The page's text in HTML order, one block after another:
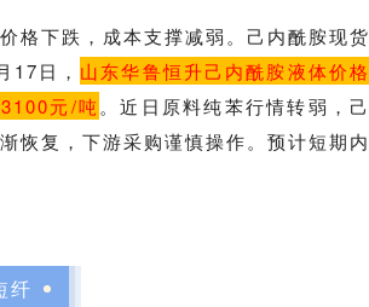
格下跌，成本支撑减弱。己内酰胺现货
17日， 山东华鲁恒升己内酰胺液体价格
元/吨。近日原料纯苯行情转弱，己
恢复，下游采购谨慎操作。预计短期内
纤